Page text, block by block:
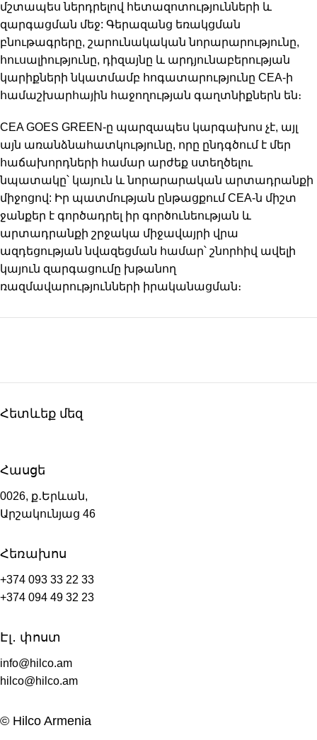
մշտապես ներդրելով հետազոտությունների և
զարգացման մեջ: Գերազանց եռակցման
բնութագրերը, շարունակական նորարարությունը,
հուսալիությունը, դիզայնը և արդյունաբերության
կարիքների նկատմամբ հոգատարությունը CEA-ի
համաշխարհային հաջողության գաղտնիքներն են։
CEA GOES GREEN-ը պարզապես կարգախոս չէ, այլ
այն առանձնահատկությունը, որը ընդգծում է մեր
հաճախորդների համար արժեք ստեղծելու
նպատակը՝ կայուն և նորարարական արտադրանքի
միջոցով: Իր պատմության ընթացքում CEA-ն միշտ
ջանքեր է գործադրել իր գործունեության և
արտադրանքի շրջակա միջավայրի վրա
ազդեցության նվազեցման համար՝ շնորհիվ ավելի
կայուն զարգացումը խթանող
ռազմավարությունների իրականացման։
Հետևեք մեզ
Հասցե
0026, ք․Երևան,
Արշակունյաց 46
Հեռախոս
+374 093 33 22 33
+374 094 49 32 23
Էլ․ փոստ
info@hilco.am
hilco@hilco.am
© Hilco Armenia